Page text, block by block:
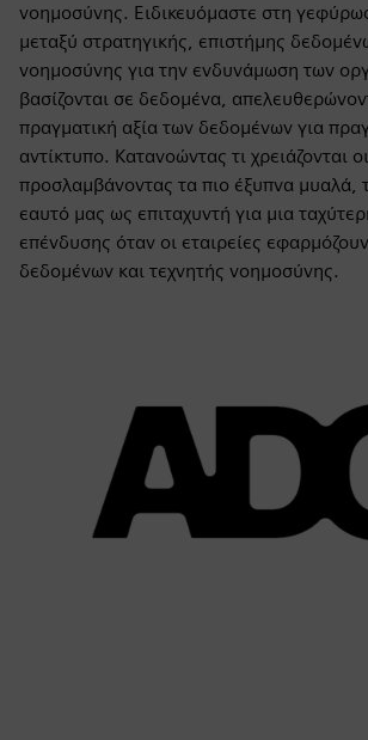
νοημοσύνης. Ειδικευόμαστε στη
μεταξύ στρατηγικής, επιστήμης
νοημοσύνης για την ενδυνάμωση των
βασίζονται σε δεδομένα,
πραγματική αξία των δεδομένων για
αντίκτυπο. Κατανοώντας τι χρειάζονται
προσλαμβάνοντας τα πιο έξυπνα μυαλά,
εαυτό μας ως επιταχυντή για μια
επένδυσης όταν οι εταιρείες
δεδομένων και τεχνητής νοημοσύνης.